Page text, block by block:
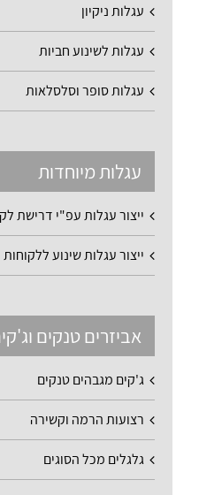
עגלות ניקיון
עגלות לשינוע חביות
עגלות סופר וסלסלאות
עגלות מיוחדות
ייצור עגלות עפ"י דרישת
ייצור עגלות שינוע ללקוחות
אביזרים טנקים
ג'קים מגבהים טנקים
רצועות הרמה וקשירה
גלגלים מכל הסוגים